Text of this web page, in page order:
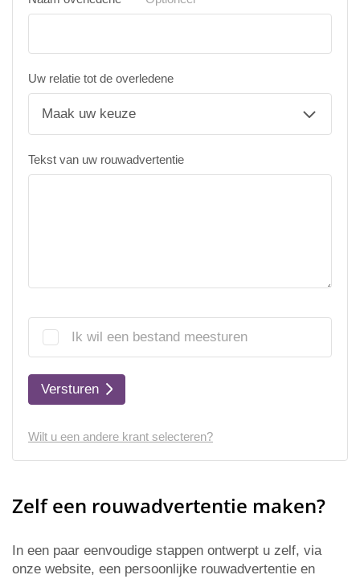
Uw relatie tot de overledene
Tekst van uw rouwadvertentie
Ik wil een bestand meesturen
Versturen
Wilt u een andere krant selecteren?
Zelf een rouwadvertentie maken?
In een paar eenvoudige stappen ontwerpt u zelf, via
onze website, een persoonlijke rouwadvertentie en